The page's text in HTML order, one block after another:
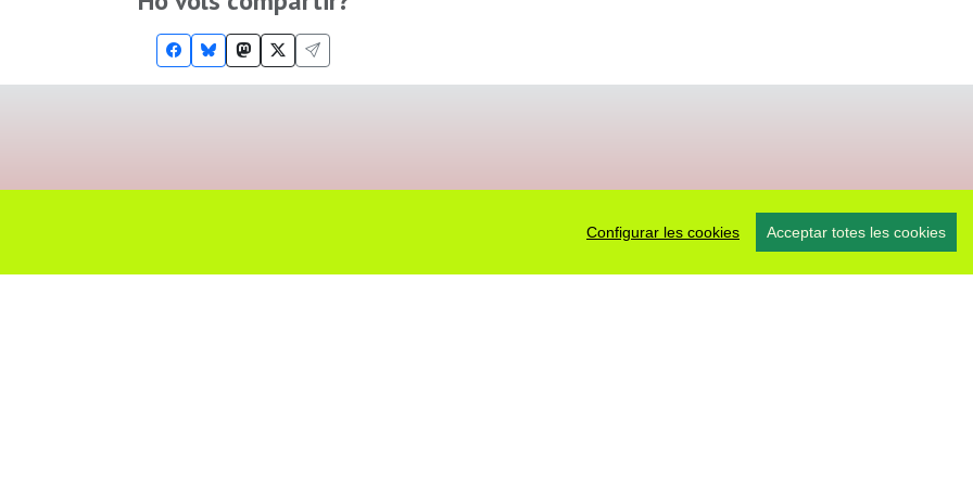
Configurar les cookies Acceptar totes les cookies